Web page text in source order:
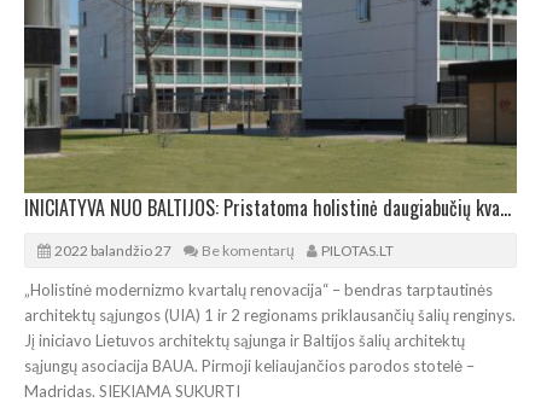
INICIATYVA NUO BALTIJOS: Pristatoma holistinė daugiabučių kvartalų renovacija
2022 balandžio 27 Be komentarų PILOTAS.LT
„Holistinė modernizmo kvartalų renovacija“ – bendras tarptautinės
architektų sąjungos (UIA) 1 ir 2 regionams priklausančių šalių renginys.
Jį iniciavo Lietuvos architektų sąjunga ir Baltijos šalių architektų
sąjungų asociacija BAUA. Pirmoji keliaujančios parodos stotelė –
Madridas. SIEKIAMA SUKURTI